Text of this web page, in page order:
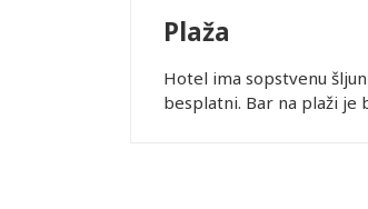
Plaža
Hotel ima sopstvenu
besplatni. Bar na plaži je